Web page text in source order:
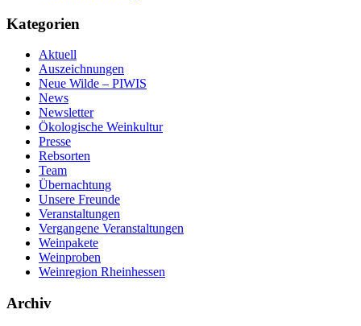
Kategorien
Aktuell
Auszeichnungen
Neue Wilde – PIWIS
News
Newsletter
Ökologische Weinkultur
Presse
Rebsorten
Team
Übernachtung
Unsere Freunde
Veranstaltungen
Vergangene Veranstaltungen
Weinpakete
Weinproben
Weinregion Rheinhessen
Archiv